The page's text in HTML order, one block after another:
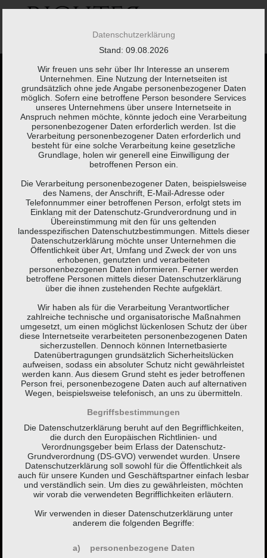
Springe
Inhalt
Kaum etwas braucht
so viel Erklärung wie
eine Steuererklärung.
Brigitte Fuchs,Schweizer Autorin, Lyrikerin, Sprachspielerin
(*1951)
KONTAKT LEISTUNGEN
Datenschutzerklärung
Stand: 09.08.2026
Wir freuen uns sehr über Ihr Interesse an unserem
Unternehmen. Eine Nutzung der Internetseiten ist
grundsätzlich ohne jede Angabe personenbezogener Daten
möglich. Sofern eine betroffene Person besondere Services
unseres Unternehmens über unsere Internetseite in
Anspruch nehmen möchte, könnte jedoch eine Verarbeitung
personenbezogener Daten erforderlich werden. Ist die
Verarbeitung personenbezogener Daten erforderlich und
besteht für eine solche Verarbeitung keine gesetzliche
Grundlage, holen wir generell eine Einwilligung der
betroffenen Person ein.
Die Verarbeitung personenbezogener Daten, beispielsweise
des Namens, der Anschrift, E-Mail-Adresse oder
Telefonnummer einer betroffenen Person, erfolgt stets im
Einklang mit der Datenschutz-Grundverordnung und in
Übereinstimmung mit den für uns geltenden
landesspezifischen Datenschutzbestimmungen. Mittels dieser
Datenschutzerklärung möchte unser Unternehmen die
Öffentlichkeit über Art, Umfang und Zweck der von uns
erhobenen, genutzten und verarbeiteten
personenbezogenen Daten informieren. Ferner werden
betroffene Personen mittels dieser Datenschutzerklärung
über die ihnen zustehenden Rechte aufgeklärt.
Wir haben als für die Verarbeitung Verantwortlicher
zahlreiche technische und organisatorische Maßnahmen
umgesetzt, um einen möglichst lückenlosen Schutz der über
diese Internetseite verarbeiteten personenbezogenen Daten
sicherzustellen. Dennoch können Internetbasierte
Datenübertragungen grundsätzlich Sicherheitslücken
aufweisen, sodass ein absoluter Schutz nicht gewährleistet
werden kann. Aus diesem Grund steht es jeder betroffenen
Person frei, personenbezogene Daten auch auf alternativen
Wegen, beispielsweise telefonisch, an uns zu übermitteln.
Begriffsbestimmungen
Die Datenschutzerklärung beruht auf den Begrifflichkeiten,
die durch den Europäischen Richtlinien- und
Verordnungsgeber beim Erlass der Datenschutz-
Grundverordnung (DS-GVO) verwendet wurden. Unsere
Datenschutzerklärung soll sowohl für die Öffentlichkeit als
auch für unsere Kunden und Geschäftspartner einfach lesbar
und verständlich sein. Um dies zu gewährleisten, möchten
wir vorab die verwendeten Begrifflichkeiten erläutern.
Wir verwenden in dieser Datenschutzerklärung unter
anderem die folgenden Begriffe:
a) personenbezogene Daten